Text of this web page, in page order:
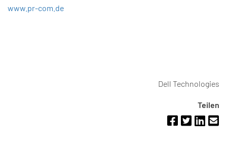
www.pr-com.de
Dell Technologies
Teilen